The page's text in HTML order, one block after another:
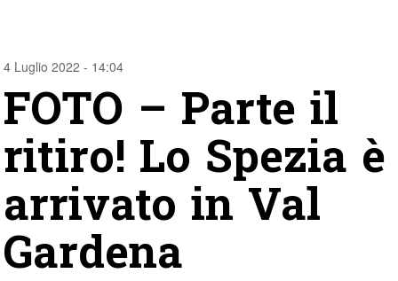
4 Luglio 2022 - 14:04
FOTO – Parte il
ritiro! Lo Spezia è
arrivato in Val
Gardena